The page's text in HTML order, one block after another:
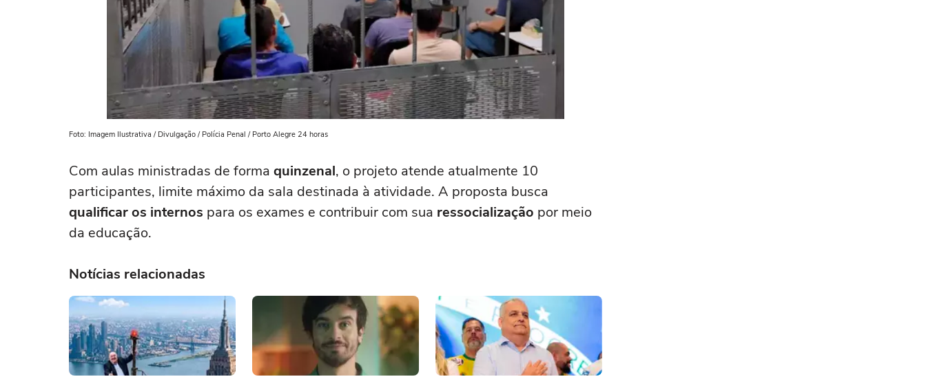
Foto: Imagem Ilustrativa / Divulgação / Polícia Penal / Porto Alegre 24 horas
Com aulas ministradas de forma quinzenal, o projeto atende atualmente 10
participantes, limite máximo da sala destinada à atividade. A proposta busca
qualificar os internos para os exames e contribuir com sua ressocialização por meio
da educação.
Notícias relacionadas